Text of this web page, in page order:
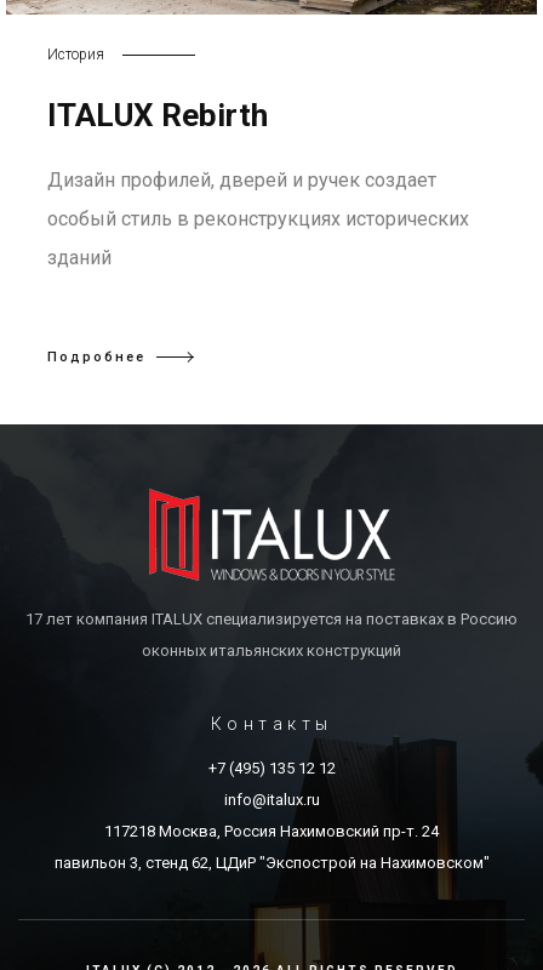
История
ITALUX Rebirth
Дизайн профилей, дверей и ручек создает
особый стиль в реконструкциях исторических
зданий
Подробнее
17 лет компания ITALUX специализируется на поставках в Россию
оконных итальянских конструкций
Контакты
+7 (495) 135 12 12
info@italux.ru
117218 Москва, Россия Нахимовский пр-т. 24
павильон 3, стенд 62, ЦДиР "Экспострой на Нахимовском"